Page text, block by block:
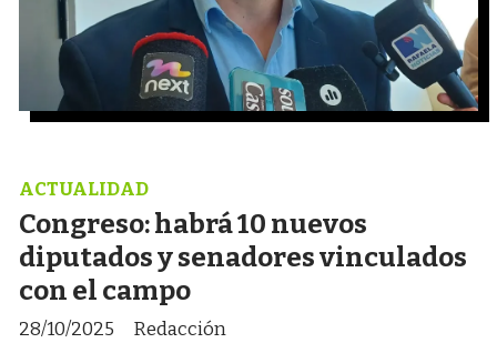
Congreso: habrá 10 nuevos
diputados y senadores vinculados
con el campo
Redacción
ACTUALIDAD
28/10/2025